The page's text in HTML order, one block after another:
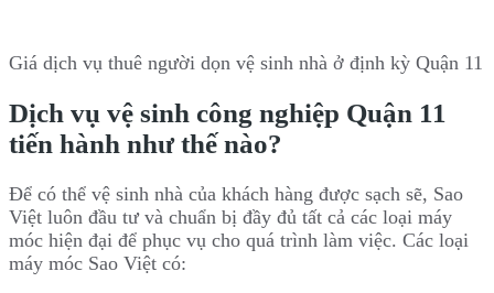
Giá dịch vụ thuê người dọn vệ sinh nhà ở định kỳ Quận 11
Dịch vụ vệ sinh công nghiệp Quận 11
tiến hành như thế nào?
Để có thể vệ sinh nhà của khách hàng được sạch sẽ, Sao
Việt luôn đầu tư và chuẩn bị đầy đủ tất cả các loại máy
móc hiện đại để phục vụ cho quá trình làm việc. Các loại
máy móc Sao Việt có: